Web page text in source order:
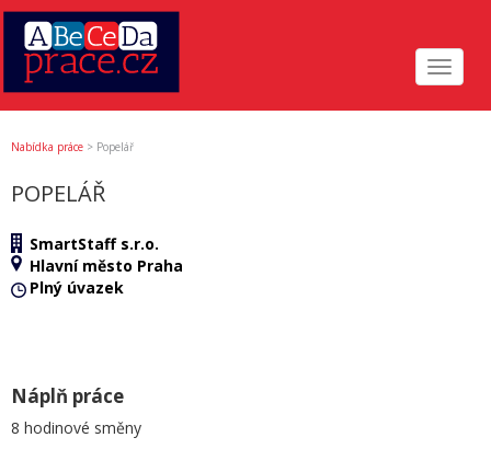
Toggle
Nabídka práce > Popelář
POPELÁŘ
SmartStaff s.r.o.
Hlavní město Praha
Plný úvazek
Náplň práce
8 hodinové směny